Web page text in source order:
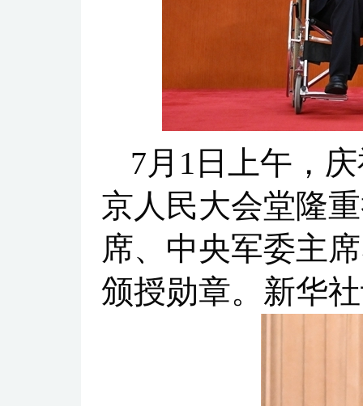
7月1日上午，
京人民大会堂隆
席、中央军委主
颁授勋章。新华